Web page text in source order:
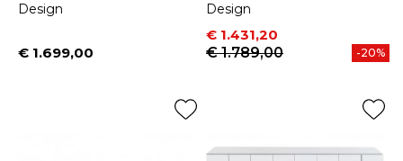
Design
Prijs
€ 1.699,00
Design
Prijs
€ 1.431,20
Normale prijs
€ 1.789,00
-20%